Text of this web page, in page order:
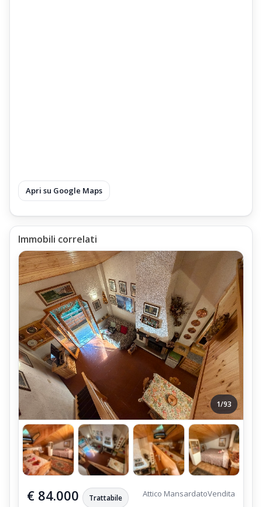
Apri su Google Maps
Immobili correlati
1/93
€ 84.000 Trattabile Attico MansardatoVendita